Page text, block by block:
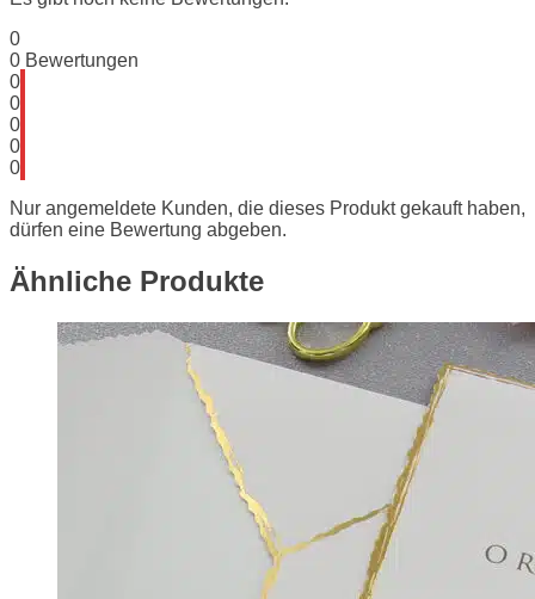
0
0 Bewertungen
0
0
0
0
0
Nur angemeldete Kunden, die dieses Produkt gekauft haben,
dürfen eine Bewertung abgeben.
Ähnliche Produkte